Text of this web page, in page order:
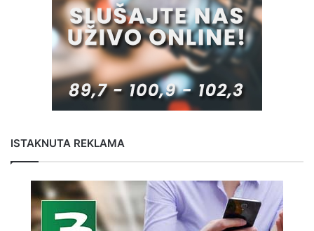
ISTAKNUTA REKLAMA